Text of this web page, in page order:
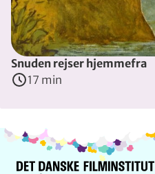
Snuden rejser hjemmefra
17 min